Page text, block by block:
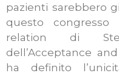
pazienti sarebbero
questo
relation di
dell’Acceptance
ha definito